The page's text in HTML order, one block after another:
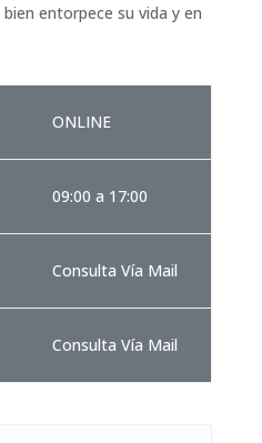
entorpece su vida y en
ONLINE
09:00 a 17:00
Consulta Vía Mail
Consulta Vía Mail